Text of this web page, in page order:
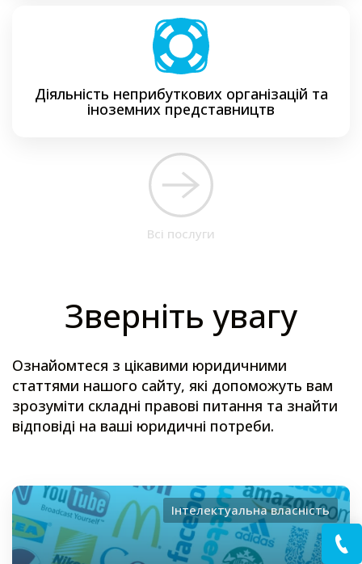
Діяльність неприбуткових організацій та
іноземних представництв
Всі послуги
Зверніть увагу
Ознайомтеся з цікавими юридичними
статтями нашого сайту, які допоможуть вам
зрозуміти складні правові питання та знайти
відповіді на ваші юридичні потреби.
Інтелектуальна власність